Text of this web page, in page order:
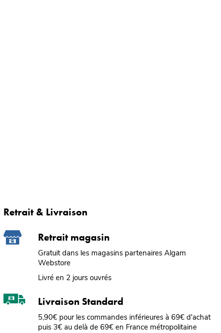
Retrait & Livraison
Retrait magasin
Gratuit dans les magasins partenaires Algam
Webstore
Livré en 2 jours ouvrés
Livraison Standard
5,90€ pour les commandes inférieures à 69€ d'achat
puis 3€ au delà de 69€ en France métropolitaine